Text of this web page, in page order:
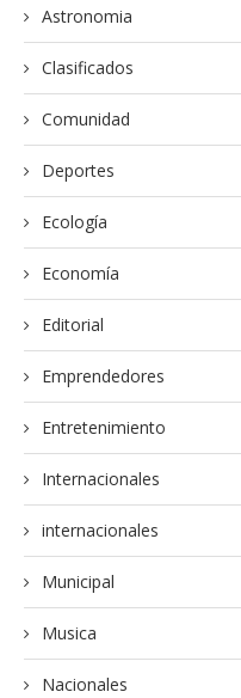
Astronomia
Clasificados
Comunidad
Deportes
Ecología
Economía
Editorial
Emprendedores
Entretenimiento
Internacionales
internacionales
Municipal
Musica
Nacionales